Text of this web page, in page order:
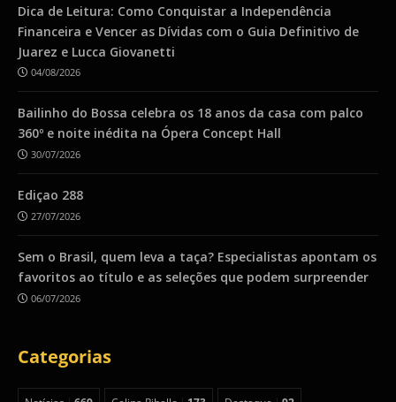
Dica de Leitura: Como Conquistar a Independência
Financeira e Vencer as Dívidas com o Guia Definitivo de
Juarez e Lucca Giovanetti
04/08/2026
Bailinho do Bossa celebra os 18 anos da casa com palco
360º e noite inédita na Ópera Concept Hall
30/07/2026
Ediçao 288
27/07/2026
Sem o Brasil, quem leva a taça? Especialistas apontam os
favoritos ao título e as seleções que podem surpreender
06/07/2026
Categorias